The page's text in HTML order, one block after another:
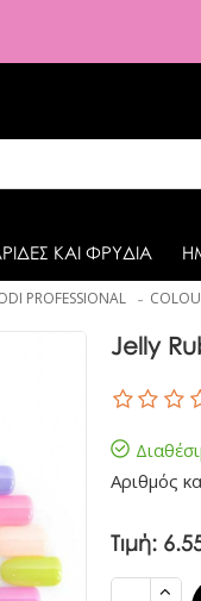
ΚΑΙ ΦΡΥΔΙΑ
PROFESSIONAL
Jelly
Αριθμός
Τιμή: